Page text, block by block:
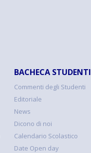
BACHECA STUDENTI
Commenti degli Studenti
Editoriale
News
Dicono di noi
Calendario Scolastico
Date Open day